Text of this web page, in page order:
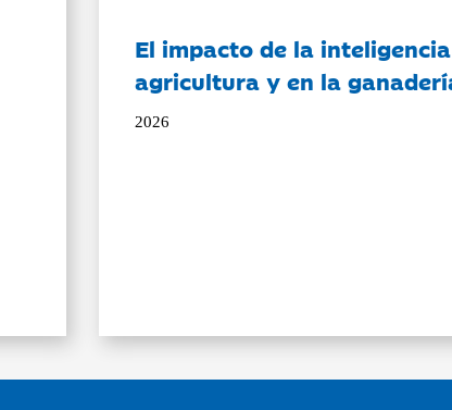
El impacto de la
agricultura y en la
2026